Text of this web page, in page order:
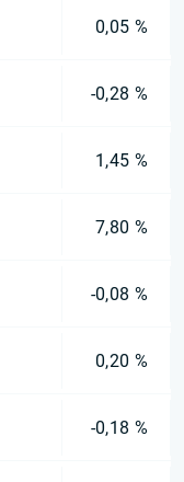
0,05 %
-0,28 %
1,45 %
7,80 %
-0,08 %
0,20 %
-0,18 %